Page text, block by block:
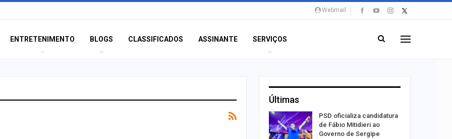
Webmail
ENTRETENIMENTO BLOGS CLASSIFICADOS ASSINANTE SERVIÇOS
Últimas
Idoso sofre mal súbito e
PSD oficializa candidatura
de Fábio Mitidieri ao
Governo de Sergipe